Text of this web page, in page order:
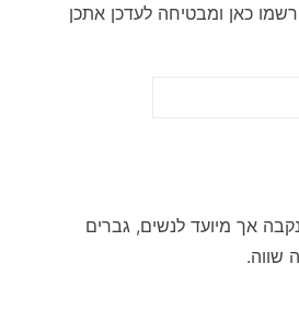
כאן ומבטיחה לעדכן אתכן
אך מיועד לנשים, גברים
שווה.